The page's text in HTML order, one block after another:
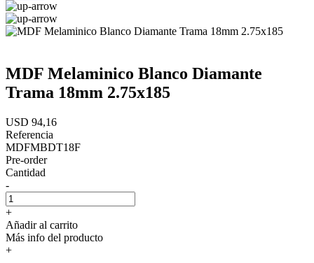
MDF Melaminico Blanco Diamante
Trama 18mm 2.75x185
USD 94,16
Referencia
MDFMBDT18F
Pre-order
Cantidad
-
+
Añadir al carrito
Más info del producto
+